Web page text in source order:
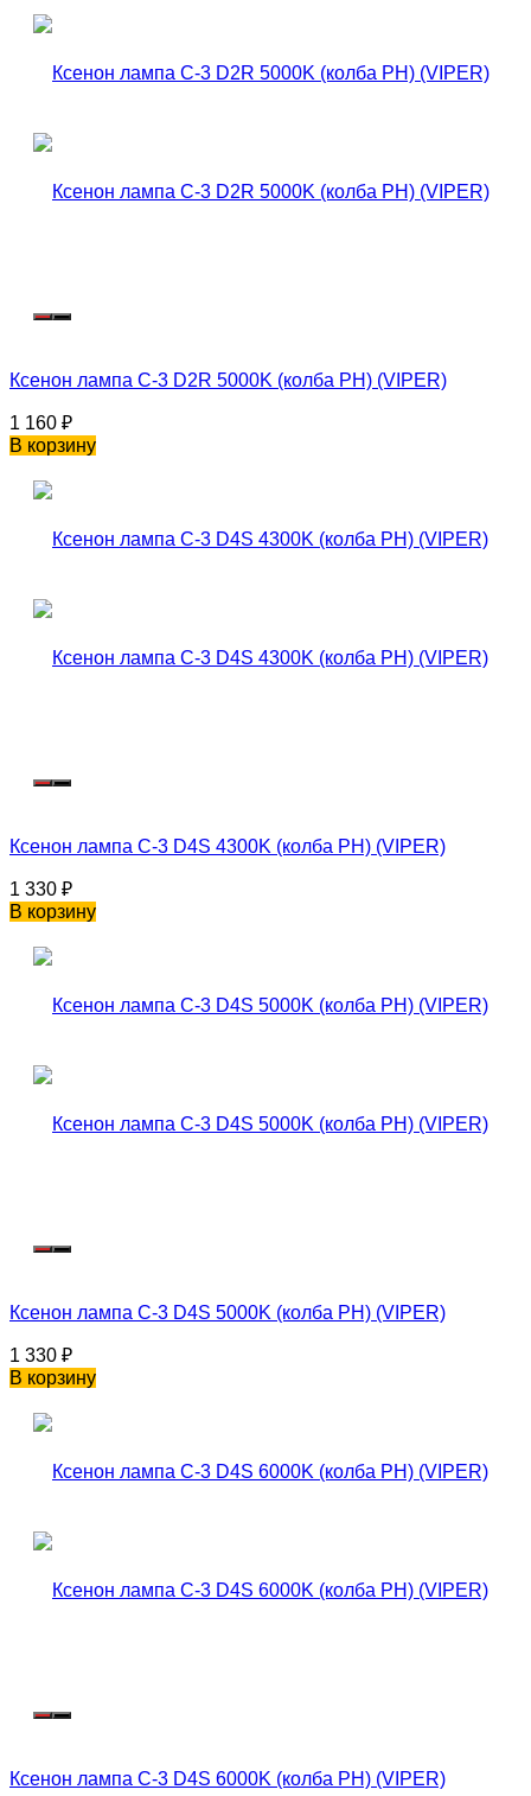
Ксенон лампа C-3 D2R 5000K (колба PH) (VIPER)
1 160 ₽
В корзину
Ксенон лампа C-3 D4S 4300K (колба PH) (VIPER)
1 330 ₽
В корзину
Ксенон лампа C-3 D4S 5000K (колба PH) (VIPER)
1 330 ₽
В корзину
Ксенон лампа C-3 D4S 6000K (колба PH) (VIPER)